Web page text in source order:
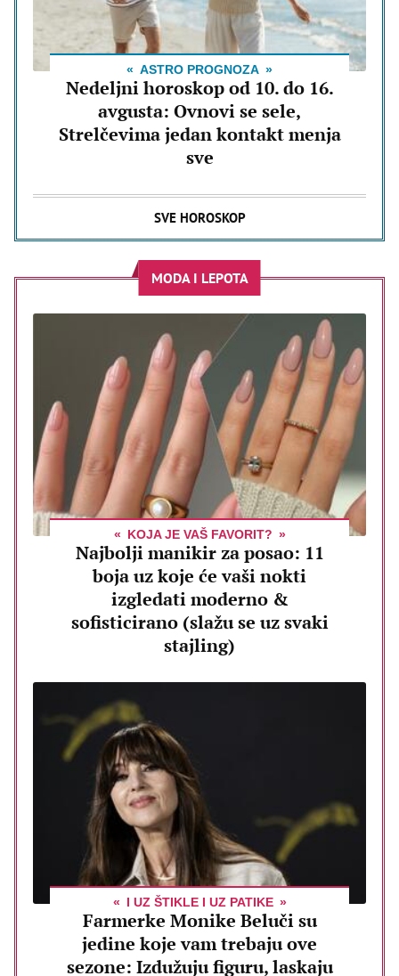
ASTRO PROGNOZA
Nedeljni horoskop od 10. do 16.
avgusta: Ovnovi se sele,
Strelčevima jedan kontakt menja
sve
SVE HOROSKOP
MODA I LEPOTA
KOJA JE VAŠ FAVORIT?
Najbolji manikir za posao: 11
boja uz koje će vaši nokti
izgledati moderno &
sofisticirano (slažu se uz svaki
stajling)
I UZ ŠTIKLE I UZ PATIKE
Farmerke Monike Beluči su
jedine koje vam trebaju ove
sezone: Izdužuju figuru, laskaju